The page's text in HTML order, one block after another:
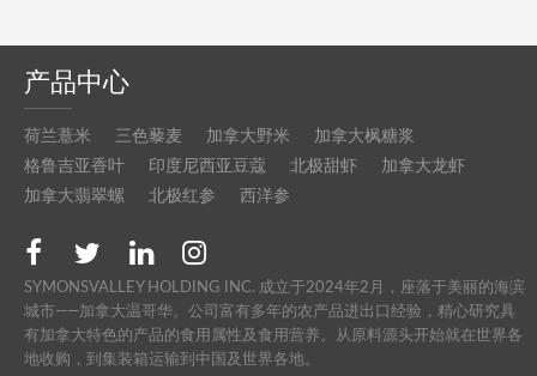
产品中心
荷兰薏米 三色藜麦 加拿大野米
加拿大枫糖浆
格鲁吉亚香叶
印度尼西亚豆蔻 北极甜虾
加拿大龙虾
加拿大翡翠螺
北极红参 西洋参
SYMONSVALLEY HOLDING INC. 成立于2024年2月，座落于美丽的海滨
城市——加拿大温哥华。公司富有多年的农产品进出口经验，精心研究具
有加拿大特色的产品的食用属性及食用营养。从原料源头开始就在世界各
地收购，到集装箱运输到中国及世界各地。